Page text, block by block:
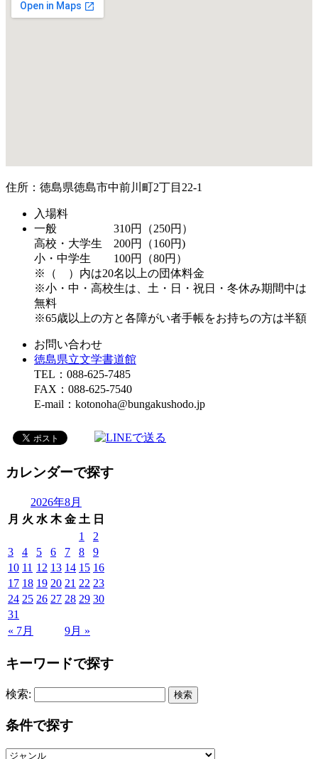
住所：徳島県徳島市中前川町2丁目22-1
入場料
一般 310円（250円）
高校・大学生 200円（160円)
小・中学生 100円（80円）
※（ ）内は20名以上の団体料金
※小・中・高校生は、土・日・祝日・冬休み期間中は
無料
※65歳以上の方と各障がい者手帳をお持ちの方は半額
お問い合わせ
徳島県立文学書道館
TEL：088-625-7485
FAX：088-625-7540
E-mail：kotonoha@bungakushodo.jp
カレンダーで探す
2026年8月
月 火 水 木 金 土 日
« 7月 9月 »
1
2
3
4 5 6 7 8
9
10 11 12 13 14 15 16
17 18 19 20 21 22 23
24 25 26 27 28 29 30
31
キーワードで探す
検索:
条件で探す